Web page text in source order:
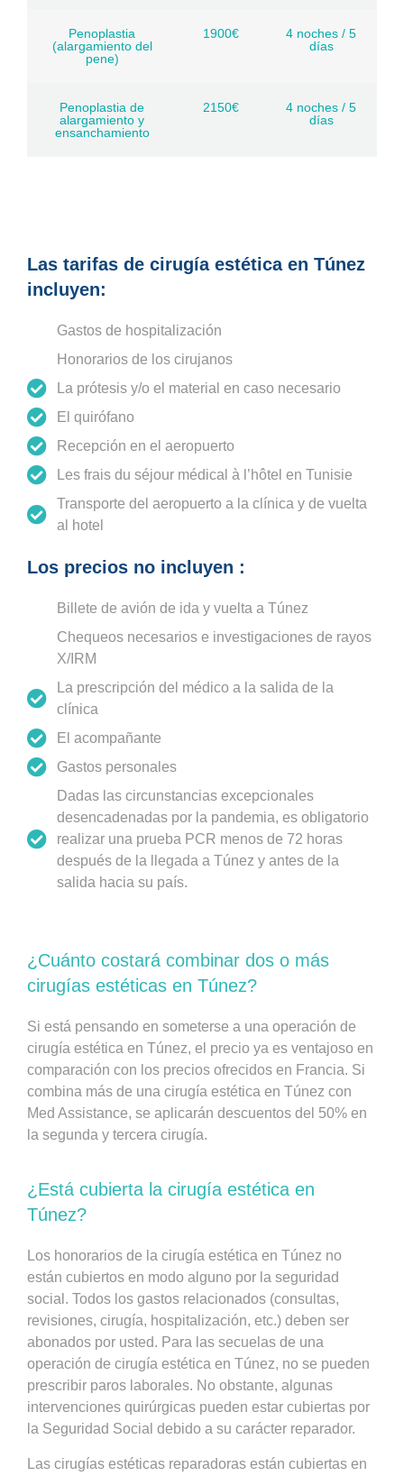
Penoplastia
(alargamiento del
pene)
1900€
4 noches / 5
días
Penoplastia de
alargamiento y
ensanchamiento
2150€
4 noches / 5
días
Las tarifas de cirugía estética en Túnez
incluyen:
Gastos de hospitalización
Honorarios de los cirujanos
La prótesis y/o el material en caso necesario
El quirófano
Recepción en el aeropuerto
Les frais du séjour médical à l’hôtel en Tunisie
Transporte del aeropuerto a la clínica y de vuelta
al hotel
Los precios no incluyen :
Billete de avión de ida y vuelta a Túnez
Chequeos necesarios e investigaciones de rayos
X/IRM
La prescripción del médico a la salida de la
clínica
El acompañante
Gastos personales
Dadas las circunstancias excepcionales
desencadenadas por la pandemia, es obligatorio
realizar una prueba PCR menos de 72 horas
después de la llegada a Túnez y antes de la
salida hacia su país.
¿Cuánto costará combinar dos o más
cirugías estéticas en Túnez?
Si está pensando en someterse a una operación de
cirugía estética en Túnez, el precio ya es ventajoso en
comparación con los precios ofrecidos en Francia. Si
combina más de una cirugía estética en Túnez con
Med Assistance, se aplicarán descuentos del 50% en
la segunda y tercera cirugía.
¿Está cubierta la cirugía estética en
Túnez?
Los honorarios de la cirugía estética en Túnez no
están cubiertos en modo alguno por la seguridad
social. Todos los gastos relacionados (consultas,
revisiones, cirugía, hospitalización, etc.) deben ser
abonados por usted. Para las secuelas de una
operación de cirugía estética en Túnez, no se pueden
prescribir paros laborales. No obstante, algunas
intervenciones quirúrgicas pueden estar cubiertas por
la Seguridad Social debido a su carácter reparador.
Las cirugías estéticas reparadoras están cubiertas en